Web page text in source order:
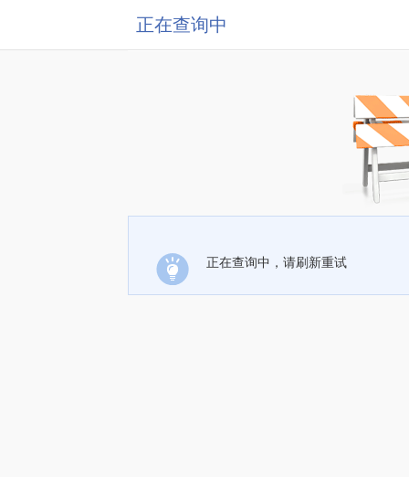
正在查询中
正在查询中，请刷新重试